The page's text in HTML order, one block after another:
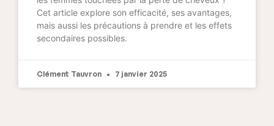
Cet article explore son efficacité, ses avantages,
mais aussi les précautions à prendre et les effets
secondaires possibles.
Clément Tauvron 7 janvier 2025